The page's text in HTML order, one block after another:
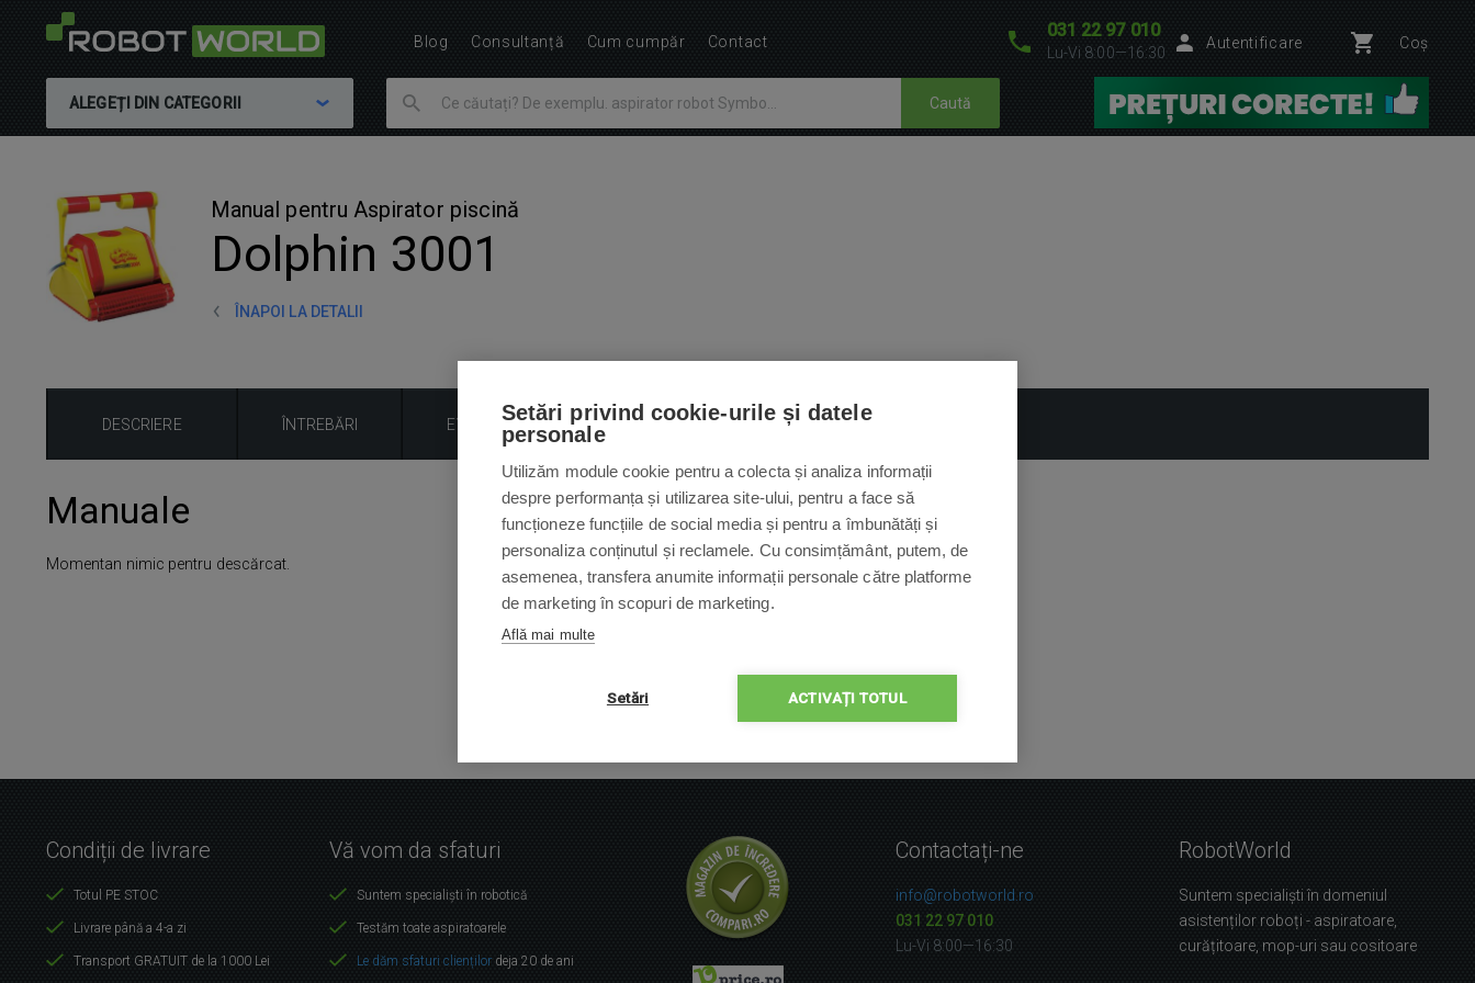
031 22 97 010
Lu-Vi 8:00—16:30
Autentificare Coș
ALEGEȚI DIN CATEGORII Caută
Manual pentru Aspirator piscină
Dolphin 3001
ÎNAPOI LA DETALII
DESCRIERE ÎNTREBĂRI EVALUARE ACCESORII 13 INSTRUCȚIUNI
Manuale
Momentan nimic pentru descărcat.
Blog Consultanță Cum cumpăr Contact
Condiții de livrare
Totul PE STOC
Livrare până a 4-a zi
Transport GRATUIT de la 1000 Lei
Vă vom da sfaturi
Suntem specialiști în robotică
Testăm toate aspiratoarele
Le dăm sfaturi clienților deja 20 de ani
Contactați-ne
info@robotworld.ro
031 22 97 010
Lu-Vi 8:00—16:30
RobotWorld
Suntem specialiști în domeniul
asistenților roboți - aspiratoare,
curățitoare, mop-uri sau cositoare
Setări privind cookie-urile și datele
personale
Utilizăm module cookie pentru a colecta și analiza informații
despre performanța și utilizarea site-ului, pentru a face să
funcționeze funcțiile de social media și pentru a îmbunătăți și
personaliza conținutul și reclamele. Cu consimțământ, putem, de
asemenea, transfera anumite informații personale către platforme
de marketing în scopuri de marketing.
Află mai multe
Setări ACTIVAȚI TOTUL